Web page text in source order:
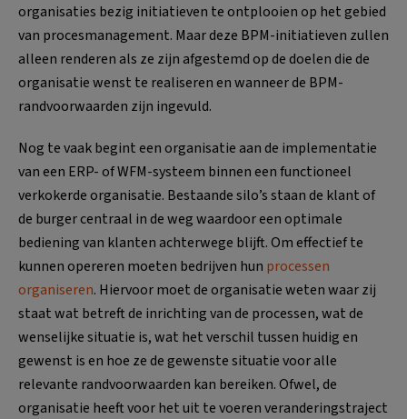
organisaties bezig initiatieven te ontplooien op het gebied
van procesmanagement. Maar deze BPM-initiatieven zullen
alleen renderen als ze zijn afgestemd op de doelen die de
organisatie wenst te realiseren en wanneer de BPM-
randvoorwaarden zijn ingevuld.
Nog te vaak begint een organisatie aan de implementatie
van een ERP- of WFM-systeem binnen een functioneel
verkokerde organisatie. Bestaande silo’s staan de klant of
de burger centraal in de weg waardoor een optimale
bediening van klanten achterwege blijft. Om effectief te
kunnen opereren moeten bedrijven hun processen
organiseren. Hiervoor moet de organisatie weten waar zij
staat wat betreft de inrichting van de processen, wat de
wenselijke situatie is, wat het verschil tussen huidig en
gewenst is en hoe ze de gewenste situatie voor alle
relevante randvoorwaarden kan bereiken. Ofwel, de
organisatie heeft voor het uit te voeren veranderingstraject